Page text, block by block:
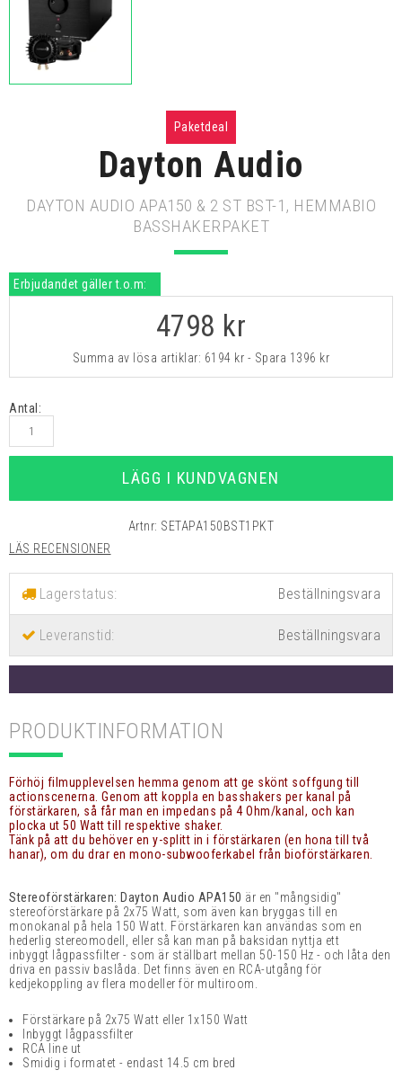
Paketdeal
Dayton Audio
DAYTON AUDIO APA150 & 2 ST BST-1, HEMMABIO
BASSHAKERPAKET
Erbjudandet gäller t.o.m:
4798 kr
Summa av lösa artiklar: 6194 kr - Spara 1396 kr
Antal:
LÄGG I KUNDVAGNEN
Artnr: SETAPA150BST1PKT
LÄS RECENSIONER
Lagerstatus:
Leveranstid: Beställningsvara
PRODUKTINFORMATION
Förhöj filmupplevelsen hemma genom att ge skönt soffgung till
actionscenerna. Genom att koppla en basshakers per kanal på
förstärkaren, så får man en impedans på 4 Ohm/kanal, och kan
plocka ut 50 Watt till respektive shaker.
Tänk på att du behöver en y-splitt in i förstärkaren (en hona till två
hanar), om du drar en mono-subwooferkabel från bioförstärkaren.
Stereoförstärkaren: Dayton Audio APA150 är en "mångsidig"
stereoförstärkare på 2x75 Watt, som även kan bryggas till en
monokanal på hela 150 Watt. Förstärkaren kan användas som en
hederlig stereomodell, eller så kan man på baksidan nyttja ett
inbyggt lågpassfilter - som är ställbart mellan 50-150 Hz - och låta den
driva en passiv baslåda. Det finns även en RCA-utgång för
kedjekoppling av flera modeller för multiroom.
Förstärkare på 2x75 Watt eller 1x150 Watt
Inbyggt lågpassfilter
RCA line ut
Smidig i formatet - endast 14.5 cm bred